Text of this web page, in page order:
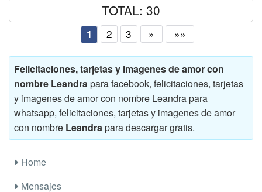
TOTAL: 30
1 2 3 » »»
Felicitaciones, tarjetas y imagenes de amor con
nombre Leandra para facebook, felicitaciones, tarjetas
y imagenes de amor con nombre Leandra para
whatsapp, felicitaciones, tarjetas y imagenes de amor
con nombre Leandra para descargar gratis.
Home
Mensajes